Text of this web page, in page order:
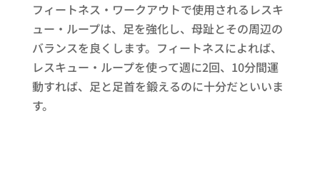
フィートネス・ワークアウトで使用されるレスキ
ュー・ループは、足を強化し、母趾とその周辺の
バランスを良くします。フィートネスによれば、
レスキュー・ループを使って週に2回、10分間運
動すれば、足と足首を鍛えるのに十分だといいま
す。